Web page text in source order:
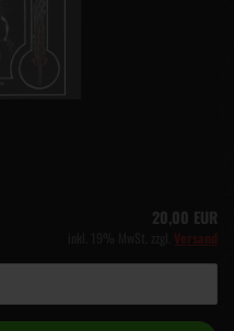
20,00 EUR
Versand